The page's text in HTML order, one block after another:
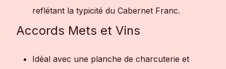
reflétant la typicité du Cabernet Franc.
Accords Mets et Vins
Idéal avec une planche de charcuterie et